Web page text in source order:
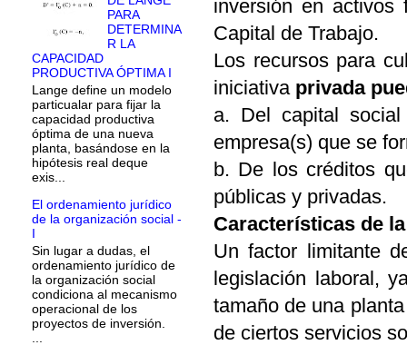
inversión en activos
Capital de Trabajo.
Los recursos para
iniciativa privada
a. Del capital
empresa(s) que se
b. De los créditos
públicas y privadas.
Características de
Un factor limitante
legislación laboral,
tamaño de una
de ciertos servicios
PARA
DETERMINA
R LA
CAPACIDAD
PRODUCTIVA ÓPTIMA I
Lange define un modelo
particualar para fijar la
capacidad productiva
óptima de una nueva
planta, basándose en la
hipótesis real deque
exis...
El ordenamiento jurídico
de la organización social -
I
Sin lugar a dudas, el
ordenamiento jurídico de
la organización social
condiciona al mecanismo
operacional de los
proyectos de inversión.